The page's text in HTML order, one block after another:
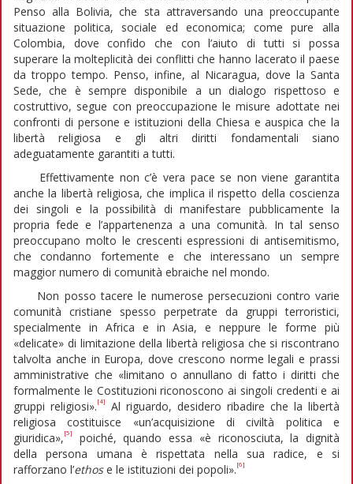
Penso alla Bolivia, che sta attraversando una preoccupante
situazione politica, sociale ed economica; come pure alla
Colombia, dove confido che con l’aiuto di tutti si possa
superare la molteplicità dei conflitti che hanno lacerato il paese
da troppo tempo. Penso, infine, al Nicaragua, dove la Santa
Sede, che è sempre disponibile a un dialogo rispettoso e
costruttivo, segue con preoccupazione le misure adottate nei
confronti di persone e istituzioni della Chiesa e auspica che la
libertà religiosa e gli altri diritti fondamentali siano
adeguatamente garantiti a tutti.
Effettivamente non c’è vera pace se non viene garantita
anche la libertà religiosa, che implica il rispetto della coscienza
dei singoli e la possibilità di manifestare pubblicamente la
propria fede e l’appartenenza a una comunità. In tal senso
preoccupano molto le crescenti espressioni di antisemitismo,
che condanno fortemente e che interessano un sempre
maggior numero di comunità ebraiche nel mondo.
Non posso tacere le numerose persecuzioni contro varie
comunità cristiane spesso perpetrate da gruppi terroristici,
specialmente in Africa e in Asia, e neppure le forme più
«delicate» di limitazione della libertà religiosa che si riscontrano
talvolta anche in Europa, dove crescono norme legali e prassi
amministrative che «limitano o annullano di fatto i diritti che
formalmente le Costituzioni riconoscono ai singoli credenti e ai
gruppi religiosi». [4]
Al riguardo, desidero ribadire che la libertà
religiosa costituisce «un’acquisizione di civiltà politica e
giuridica», [5]
poiché, quando essa «è riconosciuta, la dignità
della persona umana è rispettata nella sua radice, e si
rafforzano l’ethose le istituzioni dei popoli». [6]